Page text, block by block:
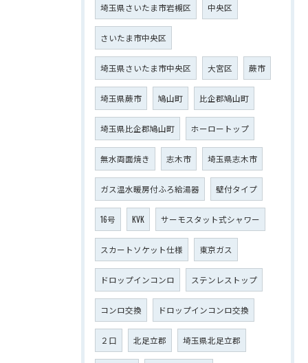
埼玉県さいたま市岩槻区 中央区
さいたま市中央区
埼玉県さいたま市中央区 大宮区 蕨市
埼玉県蕨市 鳩山町 比企郡鳩山町
埼玉県比企郡鳩山町 ホーロートップ
無水両面焼き 志木市 埼玉県志木市
ガス温水暖房付ふろ給湯器 壁付タイプ
16号 KVK サーモスタット式シャワー
スカートソケット仕様 東京ガス
ドロップインコンロ ステンレストップ
コンロ交換 ドロップインコンロ交換
２口 北足立郡 埼玉県北足立郡